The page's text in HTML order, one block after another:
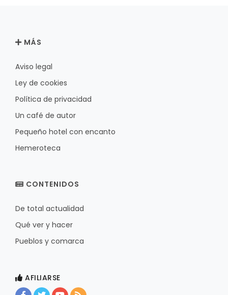
MÁS
Aviso legal
Ley de cookies
Política de privacidad
Un café de autor
Pequeño hotel con encanto
Hemeroteca
CONTENIDOS
De total actualidad
Qué ver y hacer
Pueblos y comarca
AFILIARSE